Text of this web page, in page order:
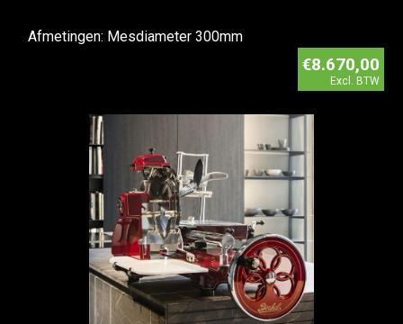
Afmetingen: Mesdiameter 300mm
€8.670,00
Excl. BTW